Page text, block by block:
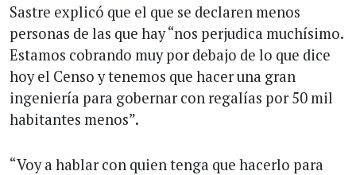
Sastre explicó que el que se declaren menos
personas de las que hay “nos perjudica muchísimo.
Estamos cobrando muy por debajo de lo que dice
hoy el Censo y tenemos que hacer una gran
ingeniería para gobernar con regalías por 50 mil
habitantes menos”.
“Voy a hablar con quien tenga que hacerlo para